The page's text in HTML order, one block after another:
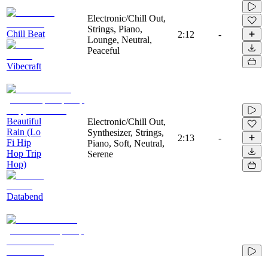
Chill Beat
Vibecraft
Electronic/Chill Out,
Strings, Piano,
Lounge, Neutral,
Peaceful
2:12 -
Beautiful
Rain (Lo
Fi Hip
Hop Trip
Hop)
Databend
Electronic/Chill Out,
Synthesizer, Strings,
Piano, Soft, Neutral,
Serene
2:13 -